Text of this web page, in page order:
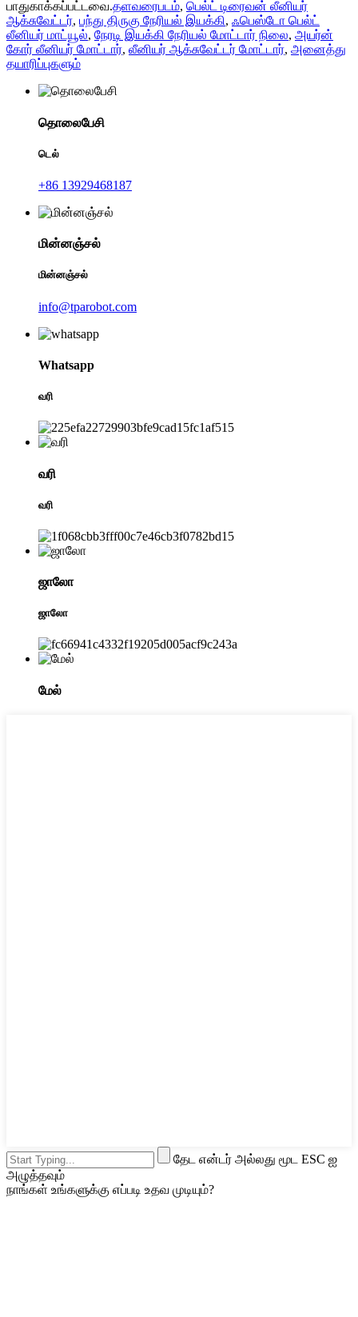
பாதுகாக்கப்பட்டவை.தளவரைபடம், பெல்ட் டிரைவன் லீனியர்
ஆக்சுவேட்டர், பந்து திருகு நேரியல் இயக்கி, ஃபெஸ்டோ பெல்ட்
லீனியர் மாட்யூல், நேரடி இயக்கி நேரியல் மோட்டார் நிலை, அயர்ன்
கோர் லீனியர் மோட்டார், லீனியர் ஆக்சுவேட்டர் மோட்டார், அனைத்து
தயாரிப்புகளும்
தொலைபேசி
டெல்
+86 13929468187
மின்னஞ்சல்
மின்னஞ்சல்
info@tparobot.com
Whatsapp
வரி
வரி
வரி
ஜாலோ
ஜாலோ
மேல்
தேட என்டர் அல்லது மூட ESC ஐ
அழுத்தவும்
நாங்கள் உங்களுக்கு எப்படி உதவ முடியும்?